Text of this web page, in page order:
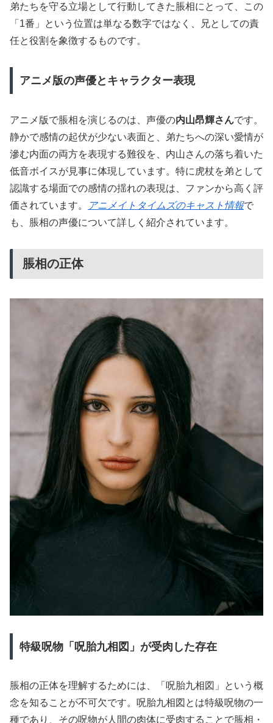
弟たちを守る立場として行動してきた脹相にとって、この
「1番」という位置は単なる数字ではなく、兄としての責
任と役割を象徴するものです。
アニメ版の声優とキャラクター表現
アニメ版で脹相を演じるのは、声優の内山昂輝さんです。
静かで感情の起伏が少ない表面と、弟たちへの深い愛情が
滲む内面の両方を表現する難役を、内山さんの落ち着いた
低音ボイスが見事に体現しています。特に虎杖を弟として
認識する場面での感情の揺れの表現は、ファンから高く評
価されています。
アニメイトタイムズのキャスト情報で
も、脹相の声優について詳しく紹介されています。
脹相の正体
特級呪物「呪胎九相図」が受肉した存在
脹相の正体を理解するためには、「呪胎九相図」という概
念を知ることが不可欠です。呪胎九相図とは特級呪物の一
種であり、その呪物が人間の肉体に受肉することで脹相・